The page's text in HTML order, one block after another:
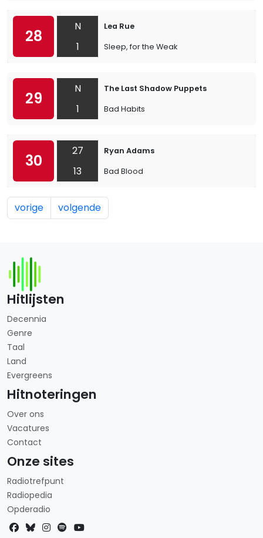
28
N
1
Lea Rue
Sleep, for the Weak
29
N
1
The Last Shadow Puppets
Bad Habits
30
27
13
Ryan Adams
Bad Blood
vorige volgende
Hitlijsten
Decennia
Genre
Taal
Land
Evergreens
Hitnoteringen
Over ons
Vacatures
Contact
Onze sites
Radiotrefpunt
Radiopedia
Opderadio